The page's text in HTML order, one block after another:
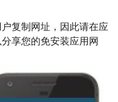
复制网址，因此请在应
享您的免安装应用网